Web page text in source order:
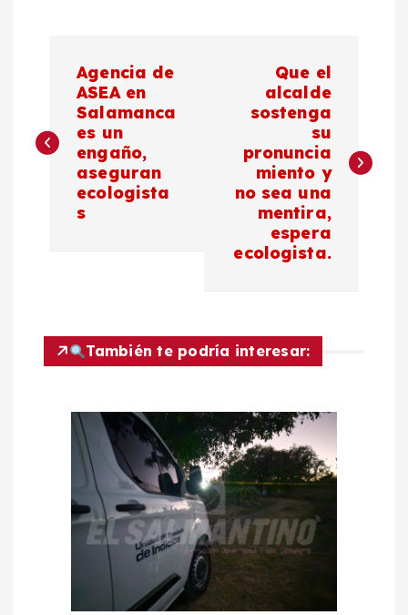
v
c
Agencia de
ASEA en
Salamanca
es un
engaño,
aseguran
ecologista
s
Que el
alcalde
sostenga
su
pronuncia
miento y
no sea una
mentira,
espera
ecologista.
También te podría interesar: